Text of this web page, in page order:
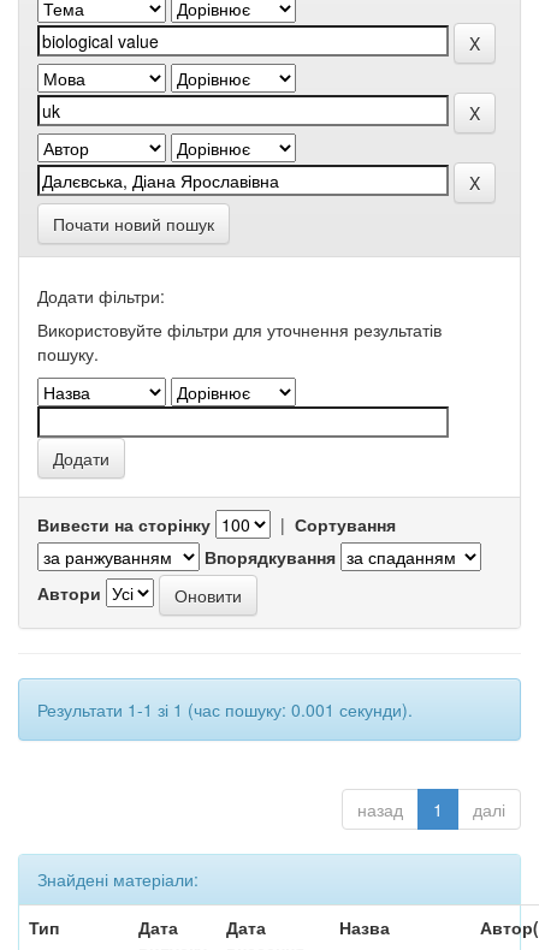
Почати новий пошук
Додати фільтри:
Використовуйте фільтри для уточнення результатів
пошуку.
Вивести на сторінку | Сортування
Впорядкування
Автори
Результати 1-1 зі 1 (час пошуку: 0.001 секунди).
назад 1 далі
Знайдені матеріали:
Тип
Дата
Дата
Назва